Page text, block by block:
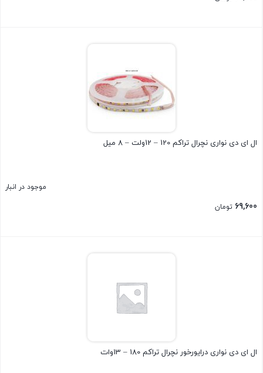
ال ای دی نواری نچرال تراکم 120 – 12ولت – 8 میل
موجود در انبار
69,600 تومان
ال ای دی نواری درایورخور نچرال تراکم 180 – 13وات